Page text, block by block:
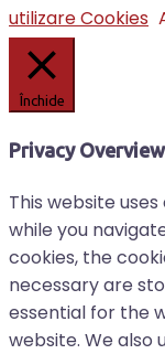
utilizare Cookies
Închide
Privacy Overview
This website
while you
cookies, the
necessary are
essential for the
website. We also